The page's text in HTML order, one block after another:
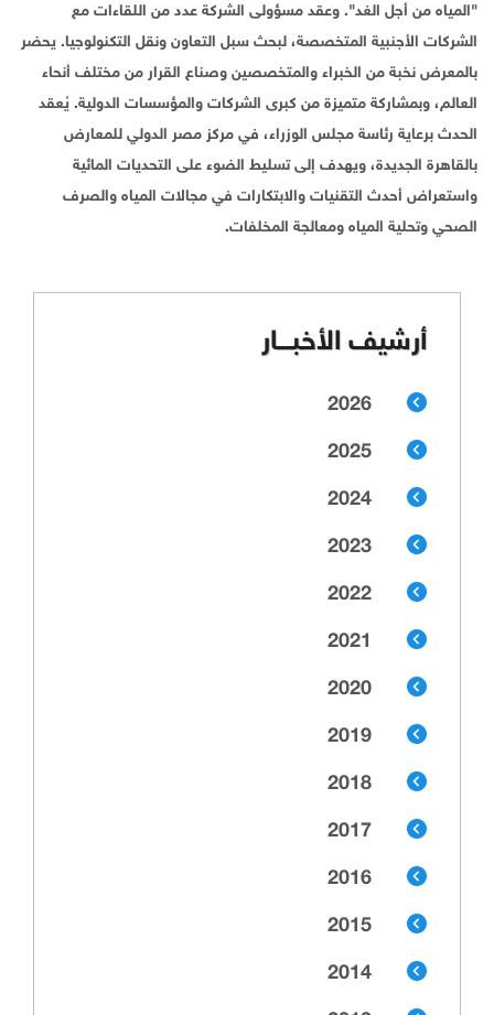
"المياه من أجل الغد". وعقد مسؤولى الشركة عدد من اللقاءات مع
الشركات الأجنبية المتخصصة، لبحث سبل التعاون ونقل التكنولوجيا. يحضر
بالمعرض نخبة من الخبراء والمتخصصين وصناع القرار من مختلف أنحاء
العالم، وبمشاركة متميزة من كبرى الشركات والمؤسسات الدولية. يُعقد
الحدث برعاية رئاسة مجلس الوزراء، في مركز مصر الدولي للمعارض
بالقاهرة الجديدة، ويهدف إلى تسليط الضوء على التحديات المائية
واستعراض أحدث التقنيات والابتكارات في مجالات المياه والصرف
الصحي وتحلية المياه ومعالجة المخلفات.
أرشيف الأخبـــار
2026
2025
2024
2023
2022
2021
2020
2019
2018
2017
2016
2015
2014